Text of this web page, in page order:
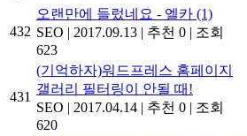
432
오랜만에 들렀네요 - 엘카 (1)
SEO | 2017.09.13 | 추천 0 | 조회
623
431
(기억하자)워드프레스 홈페이지
갤러리 필터링이 안될 때!
SEO | 2017.04.14 | 추천 0 | 조회
620